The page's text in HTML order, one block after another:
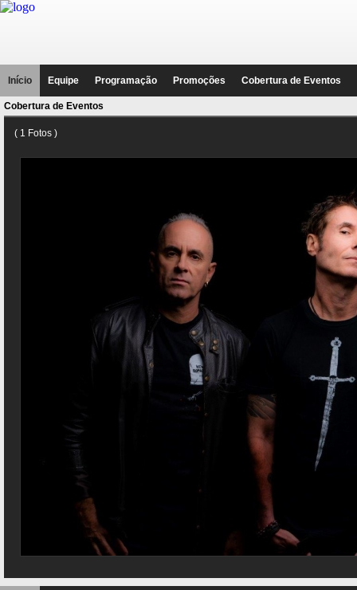
Início Equipe Programação Promoções Cobertura de Eventos
Cobertura de Eventos
( 1 Fotos )